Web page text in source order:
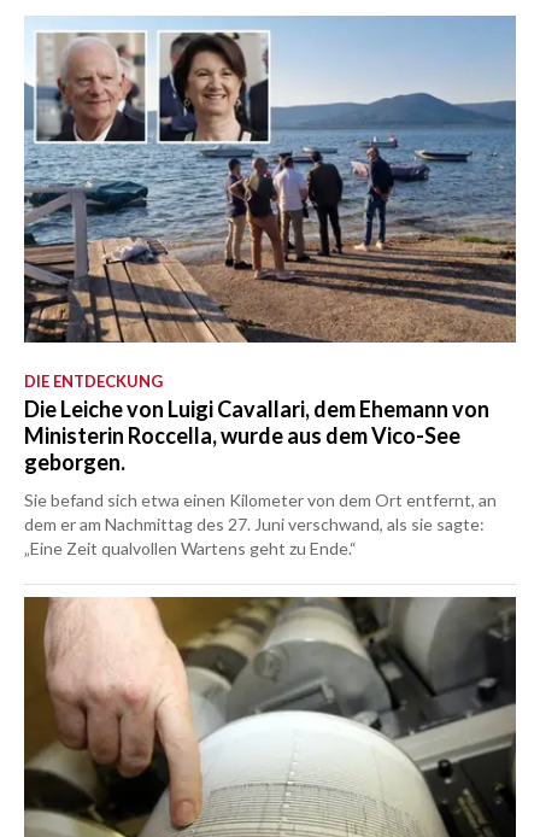
DIE ENTDECKUNG
Die Leiche von Luigi Cavallari, dem Ehemann von
Ministerin Roccella, wurde aus dem Vico-See
geborgen.
Sie befand sich etwa einen Kilometer von dem Ort entfernt, an
dem er am Nachmittag des 27. Juni verschwand, als sie sagte:
„Eine Zeit qualvollen Wartens geht zu Ende.“